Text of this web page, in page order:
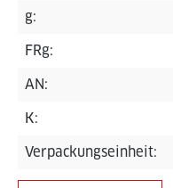
g:
FRg:
AN:
K:
Verpackungseinheit: